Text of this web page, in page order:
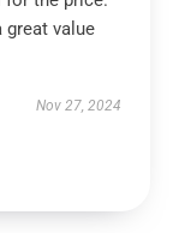
great value
Nov 27, 2024